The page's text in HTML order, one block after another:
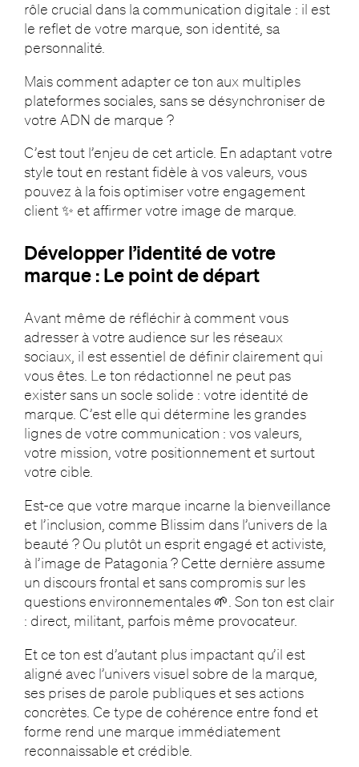
rôle crucial dans la communication digitale : il est
le reflet de votre marque, son identité, sa
personnalité.
Mais comment adapter ce ton aux multiples
plateformes sociales, sans se désynchroniser de
votre ADN de marque ?
C’est tout l’enjeu de cet article. En adaptant votre
style tout en restant fidèle à vos valeurs, vous
pouvez à la fois optimiser votre engagement
client ✨ et affirmer votre image de marque.
Développer l’identité de votre
marque : Le point de départ
Avant même de réfléchir à comment vous
adresser à votre audience sur les réseaux
sociaux, il est essentiel de définir clairement qui
vous êtes. Le ton rédactionnel ne peut pas
exister sans un socle solide : votre identité de
marque. C’est elle qui détermine les grandes
lignes de votre communication : vos valeurs,
votre mission, votre positionnement et surtout
votre cible.
Est-ce que votre marque incarne la bienveillance
et l’inclusion, comme Blissim dans l’univers de la
beauté ? Ou plutôt un esprit engagé et activiste,
à l’image de Patagonia ? Cette dernière assume
un discours frontal et sans compromis sur les
questions environnementales 🌱. Son ton est clair
: direct, militant, parfois même provocateur.
Et ce ton est d’autant plus impactant qu’il est
aligné avec l’univers visuel sobre de la marque,
ses prises de parole publiques et ses actions
concrètes. Ce type de cohérence entre fond et
forme rend une marque immédiatement
reconnaissable et crédible.